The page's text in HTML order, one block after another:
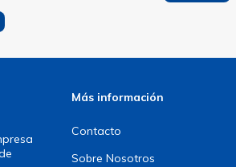
Más información
Contacto
Sobre Nosotros